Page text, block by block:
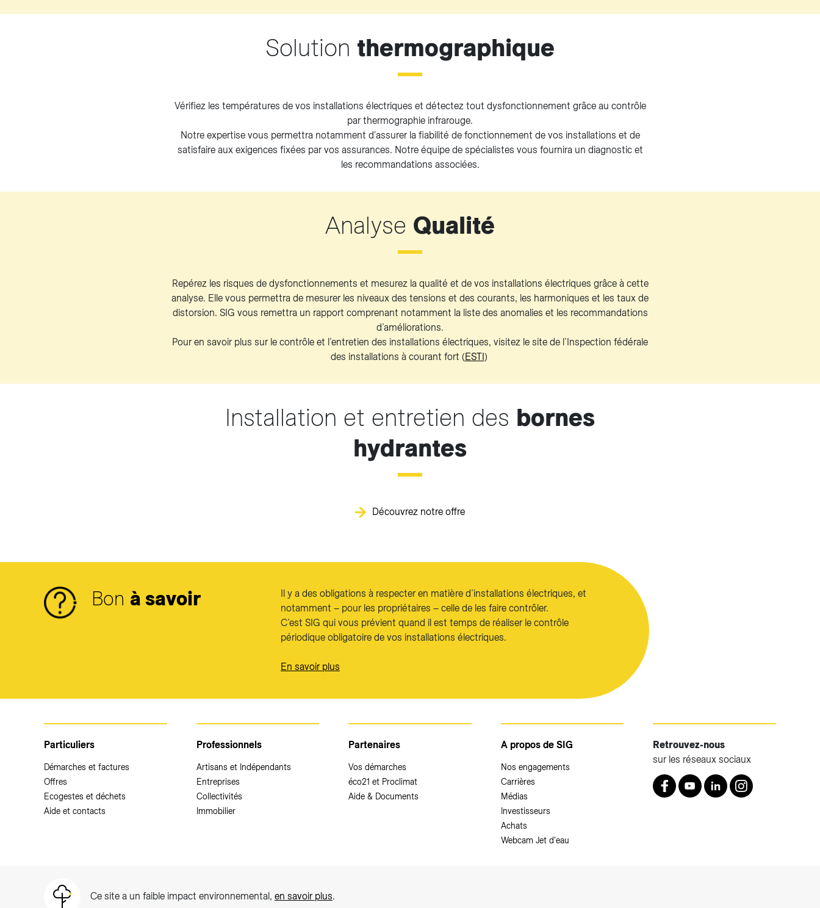
Solution thermographique
Vérifiez les températures de vos installations électriques et détectez tout dysfonctionnement grâce au contrôle
par thermographie infrarouge.
Notre expertise vous permettra notamment d'assurer la fiabilité de fonctionnement de vos installations et de
satisfaire aux exigences fixées par vos assurances. Notre équipe de spécialistes vous fournira un diagnostic et
les recommandations associées.
Analyse Qualité
Repérez les risques de dysfonctionnements et mesurez la qualité et de vos installations électriques grâce à cette
analyse. Elle vous permettra de mesurer les niveaux des tensions et des courants, les harmoniques et les taux de
distorsion. SIG vous remettra un rapport comprenant notamment la liste des anomalies et les recommandations
d’améliorations.
Pour en savoir plus sur le contrôle et l’entretien des installations électriques, visitez le site de l’Inspection fédérale
des installations à courant fort (ESTI)
Installation et entretien des bornes
hydrantes
Découvrez notre offre
Bon à savoir
Il y a des obligations à respecter en matière d’installations électriques, et
notamment – pour les propriétaires – celle de les faire contrôler.
C’est SIG qui vous prévient quand il est temps de réaliser le contrôle
périodique obligatoire de vos installations électriques.
En savoir plus
Particuliers
Démarches et factures
Offres
Ecogestes et déchets
Aide et contacts
Professionnels
Artisans et Indépendants
Entreprises
Collectivités
Immobilier
Partenaires
Vos démarches
éco21 et Proclimat
Aide & Documents
A propos de SIG
Nos engagements
Carrières
Médias
Investisseurs
Achats
Webcam Jet d'eau
Retrouvez-nous
sur les réseaux sociaux
Retrouvez nous sur Facebook
YoutubeLinkedInInstagram
Ce site a un faible impact environnemental, en savoir plus.